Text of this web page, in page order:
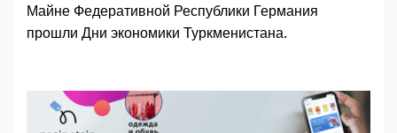
Майне Федеративной Республики Германия
прошли Дни экономики Туркменистана.